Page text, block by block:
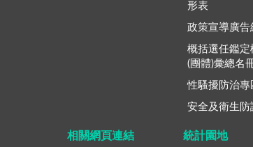
形表
政策宣導廣告
概括選任鑑定
(團體)彙總名
性騷擾防治專
安全及衛生防
相關網頁連結 統計園地